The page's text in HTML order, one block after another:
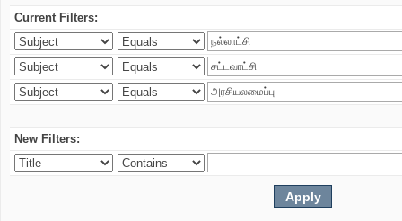
Current Filters:
New Filters: